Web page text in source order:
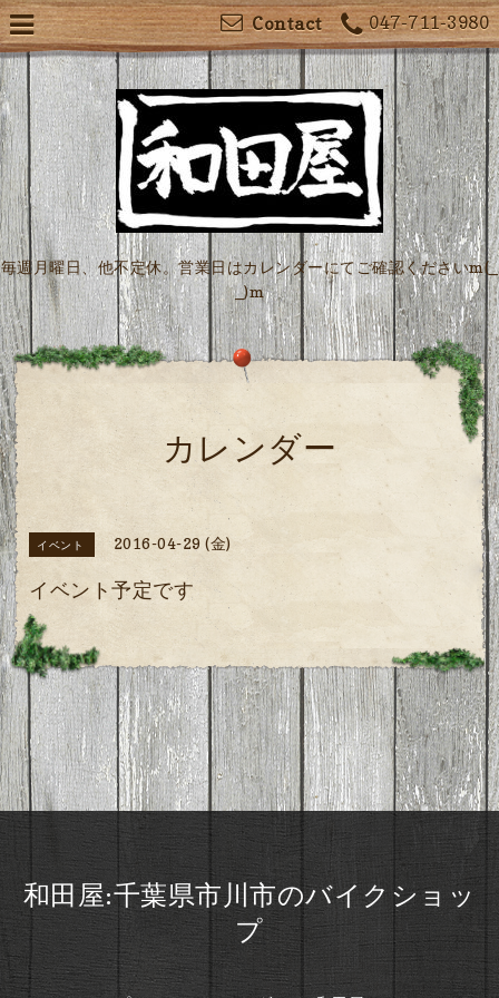
047-711-3980
Contact
毎週月曜日、他不定休。営業日はカレンダーにてご確認くださいm(_
_)m
カレンダー
イベント 2016-04-29 (金)
イベント予定です
和田屋:千葉県市川市のバイクショッ
プ